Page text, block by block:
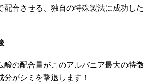
配合させる、独自の特殊製法に成功した
酸の配合量がこのアルバニア最大の特徴
分がシミを撃退します！